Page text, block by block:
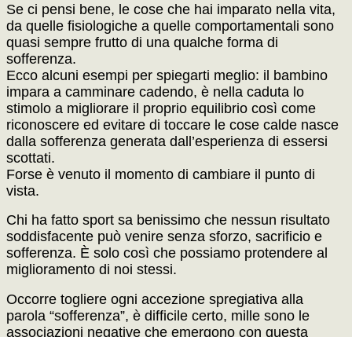
Se ci pensi bene, le cose che hai imparato nella vita,
da quelle fisiologiche a quelle comportamentali sono
quasi sempre frutto di una qualche forma di
sofferenza.
Ecco alcuni esempi per spiegarti meglio: il bambino
impara a camminare cadendo, è nella caduta lo
stimolo a migliorare il proprio equilibrio così come
riconoscere ed evitare di toccare le cose calde nasce
dalla sofferenza generata dall’esperienza di essersi
scottati.
Forse è venuto il momento di cambiare il punto di
vista.
Chi ha fatto sport sa benissimo che nessun risultato
soddisfacente può venire senza sforzo, sacrificio e
sofferenza. È solo così che possiamo protendere al
miglioramento di noi stessi.
Occorre togliere ogni accezione spregiativa alla
parola “sofferenza”, è difficile certo, mille sono le
associazioni negative che emergono con questa